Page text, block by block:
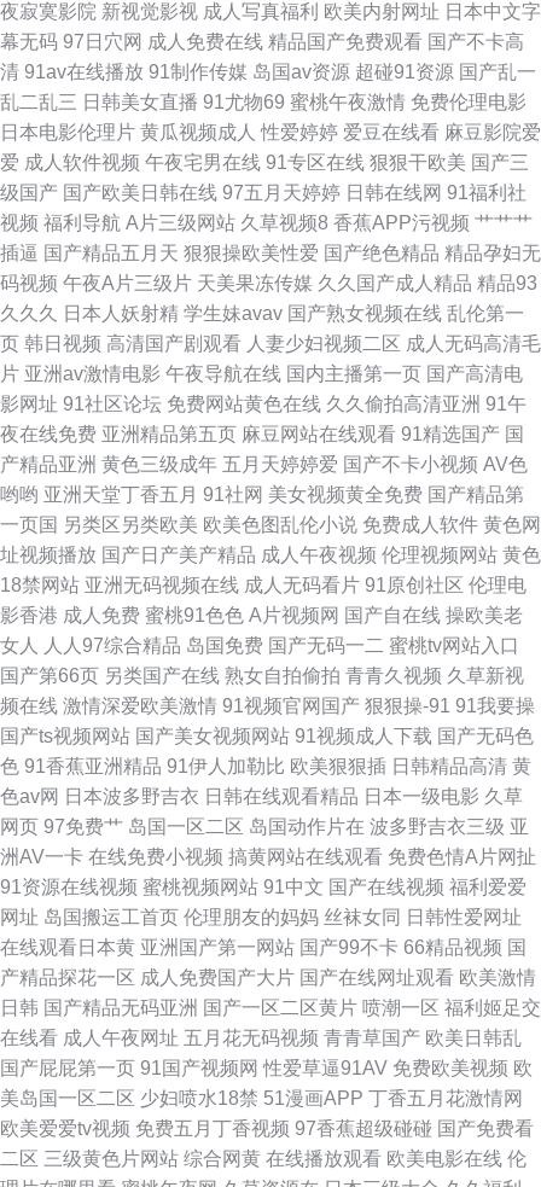
院官网 www国产视频 男女网站在线观看的网站 五月激情综合网 91密桃吖
国产ts视频 欧美性欲交片 亚洲情网站 91网站片网站 国产1234 人人爱人人乐
主页网址大全 成年人抖阴 国产成人免费网站 老司机久久 欧洲夜夜精品视频
足交在线 91微拍福利 肥白屄 精品久久人妻中文更新 探花电影 www黄色com
狠狠干夜夜撸 日韩国产欧美成人 91视频综合1 欧美伦妇幼性交 在线国产精
品一区 国产十区在线观看 日韩精品第三页 91看片软件入口 国产露出豆花刺
激一区 后入 欧美射精一区 6080新视觉电影高清 91喷水网站 电影天堂在线
观看免费 欧美在线 最新电影免费 91视频在线日美女免费 东方电视剧 南瓜电
影网站 一级am片欧美 91人妻网 传媒视频免费在线看 欧美日韩亚洲国产精
亚洲精品国产视频二区 91精彩视频在线观看网站 www91曰本 欧美国产色片
网站导航
夜寂寞影院 新视觉影视 成人写真福利 欧美内射网址 日本中文字
幕无码 97日穴网 成人免费在线 精品国产免费观看 国产不卡高
清 91av在线播放 91制作传媒 岛国av资源 超碰91资源 国产乱一
乱二乱三 日韩美女直播 91尤物69 蜜桃午夜激情 免费伦理电影
日本电影伦理片 黄瓜视频成人 性爱婷婷 爱豆在线看 麻豆影院爱
爱 成人软件视频 午夜宅男在线 91专区在线 狠狠干欧美 国产三
级国产 国产欧美日韩在线 97五月天婷婷 日韩在线网 91福利社
视频 福利导航 A片三级网站 久草视频8 香蕉APP污视频 艹艹艹
插逼 国产精品五月天 狠狠操欧美性爱 国产绝色精品 精品孕妇无
码视频 午夜A片三级片 天美果冻传媒 久久国产成人精品 精品93
久久久
日本人妖射精 学生妹avav 国产熟女视频在线 乱伦第一
页 韩日视频 高清国产剧观看 人妻少妇视频二区 成人无码高清毛
片 亚洲av激情电影 午夜导航在线 国内主播第一页 国产高清电
影网址 91社区论坛 免费网站黄色在线 久久偷拍高清亚洲 91午
夜在线免费 亚洲精品第五页 麻豆网站在线观看 91精选国产 国
产精品亚洲 黄色三级成年 五月天婷婷爱 国产不卡小视频 AV色
哟哟 亚洲天堂丁香五月 91社网 美女视频黄全免费 国产精品第
一页国 另类区另类欧美 欧美色图乱伦小说 免费成人软件 黄色网
址视频播放 国产日产美产精品 成人午夜视频 伦理视频网站 黄色
18禁网站 亚洲无码视频在线 成人无码看片 91原创社区 伦理电
影香港 成人免费 蜜桃91色色 A片视频网 国产自在线 操欧美老
女人
人人97综合精品 岛国免费 国产无码一二 蜜桃tv网站入口
国产第66页 另类国产在线 熟女自拍偷拍 青青久视频 久草新视
频在线 激情深爱欧美激情 91视频官网国产 狠狠操-91 91我要操
国产ts视频网站 国产美女视频网站 91视频成人下载 国产无码色
色 91香蕉亚洲精品 91伊人加勒比 欧美狠狠插 日韩精品高清 黄
色av网 日本波多野吉衣 日韩在线观看精品 日本一级电影 久草
网页 97免费艹 岛国一区二区 岛国动作片在 波多野吉衣三级 亚
洲AV一卡 在线免费小视频 搞黄网站在线观看 免费色情A片网扯
91资源在线视频 蜜桃视频网站 91中文 国产在线视频 福利爱爱
网址 岛国搬运工首页 伦理朋友的妈妈 丝袜女同 日韩性爱网址
在线观看日本黄 亚洲国产第一网站 国产99不卡 66精品视频 国
产精品探花一区 成人免费国产大片 国产在线网址观看 欧美激情
日韩 国产精品无码亚洲 国产一区二区黄片 喷潮一区 福利姬足交
在线看 成人午夜网址 五月花无码视频 青青草国产 欧美日韩乱
国产屁屁第一页 91国产视频网 性爱草逼91AV 免费欧美视频 欧
美岛国一区二区 少妇喷水18禁 51漫画APP 丁香五月花激情网
欧美爱爱tv视频 免费五月丁香视频 97香蕉超级碰碰 国产免费看
二区 三级黄色片网站 综合网黄 在线播放观看 欧美电影在线 伦